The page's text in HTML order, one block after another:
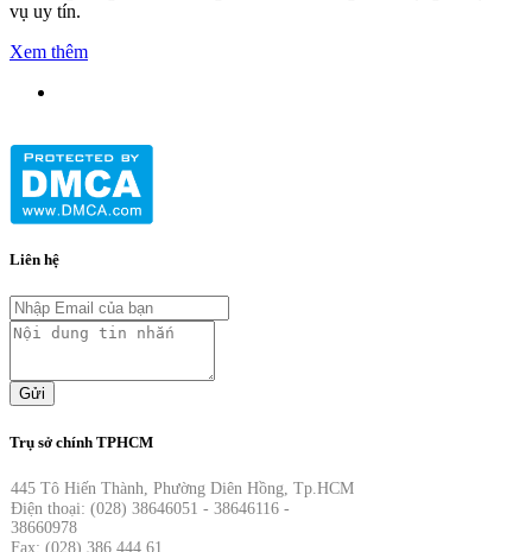
vụ uy tín.
Xem thêm
Liên hệ
Gửi
Trụ sở chính TPHCM
445 Tô Hiến Thành, Phường Diên Hồng, Tp.HCM
Điện thoại: (028) 38646051 - 38646116 -
38660978
Fax: (028) 386 444 61